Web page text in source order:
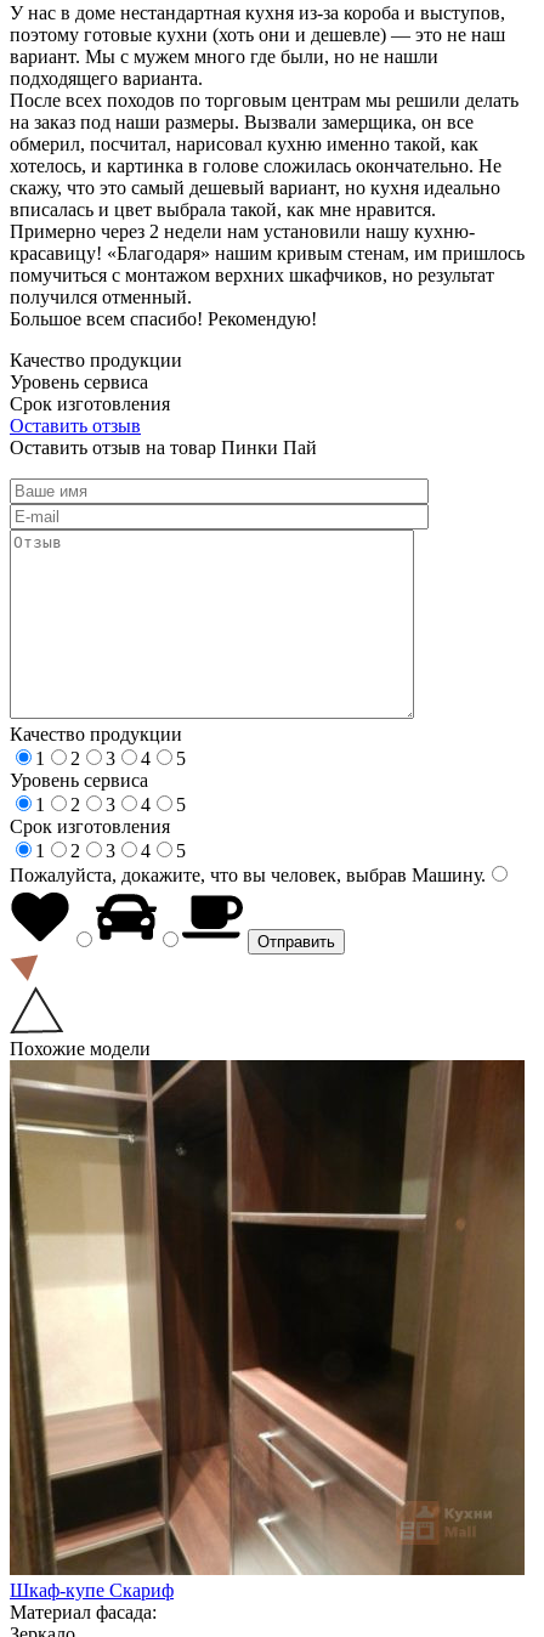
У нас в доме нестандартная кухня из-за короба и выступов,
поэтому готовые кухни (хоть они и дешевле) — это не наш
вариант. Мы с мужем много где были, но не нашли
подходящего варианта.
После всех походов по торговым центрам мы решили делать
на заказ под наши размеры. Вызвали замерщика, он все
обмерил, посчитал, нарисовал кухню именно такой, как
хотелось, и картинка в голове сложилась окончательно. Не
скажу, что это самый дешевый вариант, но кухня идеально
вписалась и цвет выбрала такой, как мне нравится.
Примерно через 2 недели нам установили нашу кухню-
красавицу! «Благодаря» нашим кривым стенам, им пришлось
помучиться с монтажом верхних шкафчиков, но результат
получился отменный.
Большое всем спасибо! Рекомендую!
Качество продукции
Уровень сервиса
Срок изготовления
Оставить отзыв
Оставить отзыв на товар Пинки Пай
Качество продукции
1
2 3 4
5
Уровень сервиса
1
2 3 4
5
Срок изготовления
1
2 3 4
5
Пожалуйста, докажите, что вы человек, выбрав Машину.
Похожие модели
Шкаф-купе Скариф
Материал фасада: